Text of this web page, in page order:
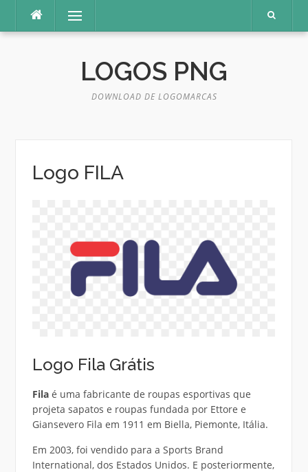
o
Menu
LOGOS PNG
DOWNLOAD DE LOGOMARCAS
Logo FILA
Logo Fila Grátis
Filaé uma fabricante de roupas esportivas que
projeta sapatos e roupas fundada por Ettore e
Giansevero Fila em 1911 em Biella, Piemonte, Itália.
Em 2003, foi vendido para a Sports Brand
International, dos Estados Unidos. E posteriormente,